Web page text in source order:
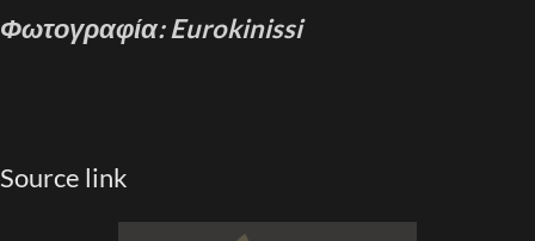
Φωτογραφία: Eurokinissi
Source link